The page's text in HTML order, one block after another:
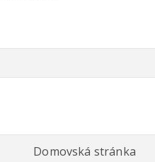
Domovská stránka